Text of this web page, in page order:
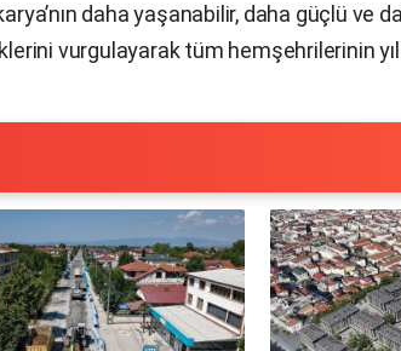
daha yaşanabilir, daha güçlü ve
vurgulayarak tüm hemşehrilerinin